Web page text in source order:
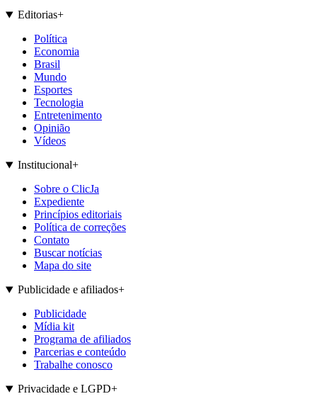
Editorias+
Política
Economia
Brasil
Mundo
Esportes
Tecnologia
Entretenimento
Opinião
Vídeos
Institucional+
Sobre o ClicJa
Expediente
Princípios editoriais
Política de correções
Contato
Buscar notícias
Mapa do site
Publicidade e afiliados+
Publicidade
Mídia kit
Programa de afiliados
Parcerias e conteúdo
Trabalhe conosco
Privacidade e LGPD+